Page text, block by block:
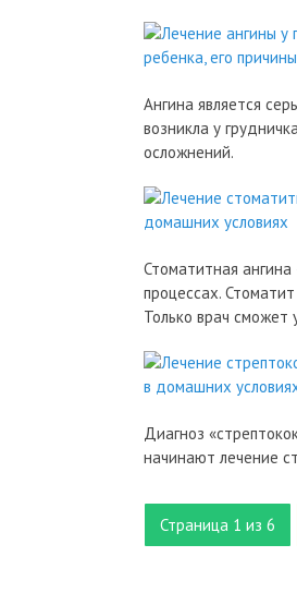
Ангина является
возникла у
осложнений.
Стоматитная
процессах.
Только врач сможет
Диагноз
начинают лечение
Страница 1 из 6